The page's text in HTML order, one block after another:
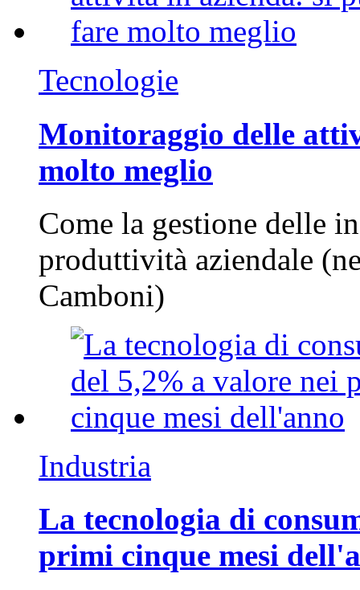
Tecnologie
Monitoraggio delle
molto meglio
Come la gestione delle
produttività aziendale
Camboni)
Industria
La tecnologia di
primi cinque mesi